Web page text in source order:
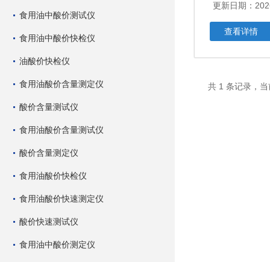
食用油中酸价测试仪
食用油中酸价快检仪
油酸价快检仪
食用油酸价含量测定仪
酸价含量测试仪
食用油酸价含量测试仪
酸价含量测定仪
食用油酸价快检仪
食用油酸价快速测定仪
酸价快速测试仪
食用油中酸价测定仪
更新日期：
查看详情
共 1 条记录，